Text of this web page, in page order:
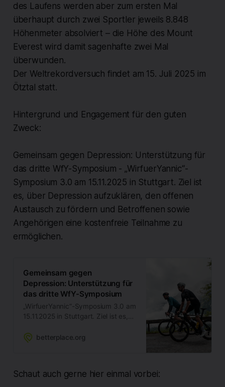
des Laufens werden aber zum ersten Mal
überhaupt durch zwei Sportler jeweils 8.848
Höhenmeter absolviert – die Höhe des Mount
Everest wird damit sagenhafte zwei Mal
überwunden.
Der Weltrekordversuch findet am 15. Juli 2025 im
Ötztal statt.
Hintergrund und Engagement für den guten
Zweck:
Gemeinsam gegen Depression: Unterstützung für
das dritte WfY-Symposium - „WirfuerYannic“-
Symposium 3.0 am 15.11.2025 in Stuttgart. Ziel ist
es, über Depression aufzuklären, den offenen
Austausch zu fördern und Betroffenen sowie
Angehörigen eine kostenfreie Teilnahme zu
ermöglichen.
Gemeinsam gegen
Depression: Unterstützung für
das dritte WfY-Symposium
„WirfuerYannic“-Symposium 3.0 am
15.11.2025 in Stuttgart. Ziel ist es,
offenen Austausch zu fördern und
betterplace.org
Schaut auch gerne hier einmal vorbei: